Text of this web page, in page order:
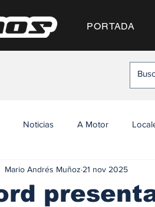
PORTADA
Noticias A Motor
Mario Andrés Muñoz 21 nov 2025